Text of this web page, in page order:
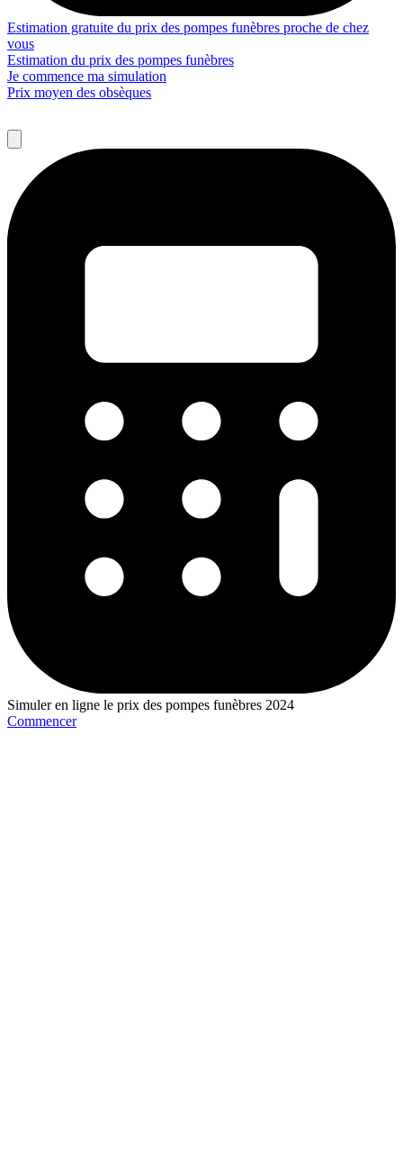
Estimation gratuite du prix des pompes funèbres proche de chez
vous
Estimation du prix des pompes funèbres
Je commence ma simulation
Prix moyen des obsèques
Simuler en ligne le prix des pompes funèbres 2024
Commencer